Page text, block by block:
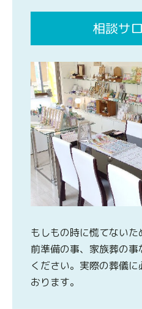
相談サ
もしもの時に慌てない
前準備の事、家族葬の
ください。実際の葬儀
おります。